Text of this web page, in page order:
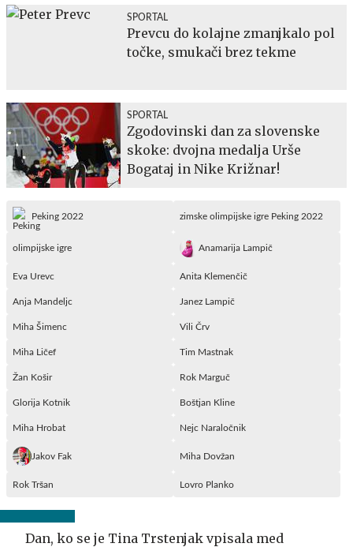
SPORTAL
Prevcu do kolajne zmanjkalo pol
točke, smukači brez tekme
SPORTAL
Zgodovinski dan za slovenske
skoke: dvojna medalja Urše
Bogataj in Nike Križnar!
Peking 2022 zimske olimpijske igre Peking 2022
olimpijske igre Anamarija Lampič
Eva Urevc Anita Klemenčič
Anja Mandeljc Janez Lampič
Miha Šimenc Vili Črv
Miha Ličef Tim Mastnak
Žan Košir Rok Marguč
Glorija Kotnik Boštjan Kline
Miha Hrobat Nejc Naraločnik
Jakov Fak Miha Dovžan
Rok Tršan Lovro Planko
Dan, ko se je Tina Trstenjak vpisala med